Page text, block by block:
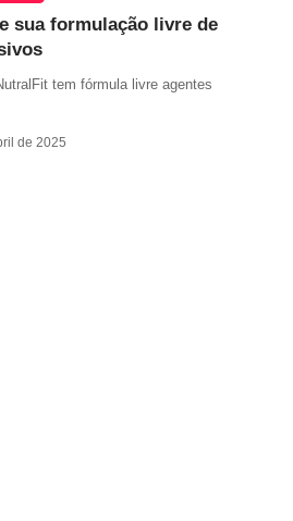
sua formulação livre de
tem fórmula livre agentes
de 2025